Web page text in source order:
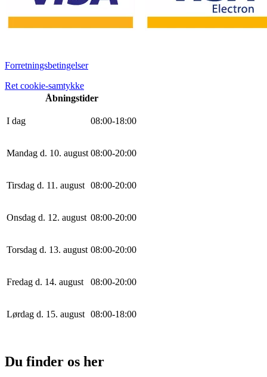
Forretningsbetingelser
Ret cookie-samtykke
Åbningstider
I dag 08:00-18:00
Mandag d. 10. august 08:00-20:00
Tirsdag d. 11. august 08:00-20:00
Onsdag d. 12. august 08:00-20:00
Torsdag d. 13. august 08:00-20:00
Fredag d. 14. august 08:00-20:00
Lørdag d. 15. august 08:00-18:00
Du finder os her